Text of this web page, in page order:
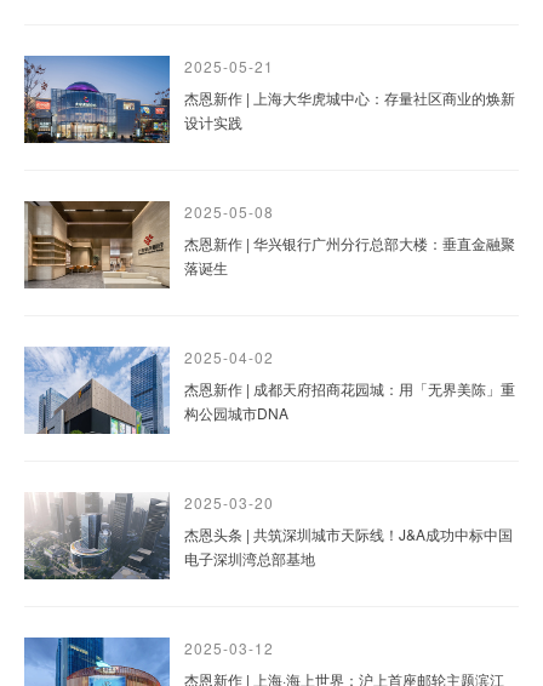
2025-05-21
杰恩新作 | 上海大华虎城中心：存量社区商业的焕新
设计实践
2025-05-08
杰恩新作 | 华兴银行广州分行总部大楼：垂直金融聚
落诞生
2025-04-02
杰恩新作 | 成都天府招商花园城：用「无界美陈」重
构公园城市DNA
2025-03-20
杰恩头条 | 共筑深圳城市天际线！J&A成功中标中国
电子深圳湾总部基地
2025-03-12
杰恩新作 | 上海·海上世界：沪上首座邮轮主题滨江